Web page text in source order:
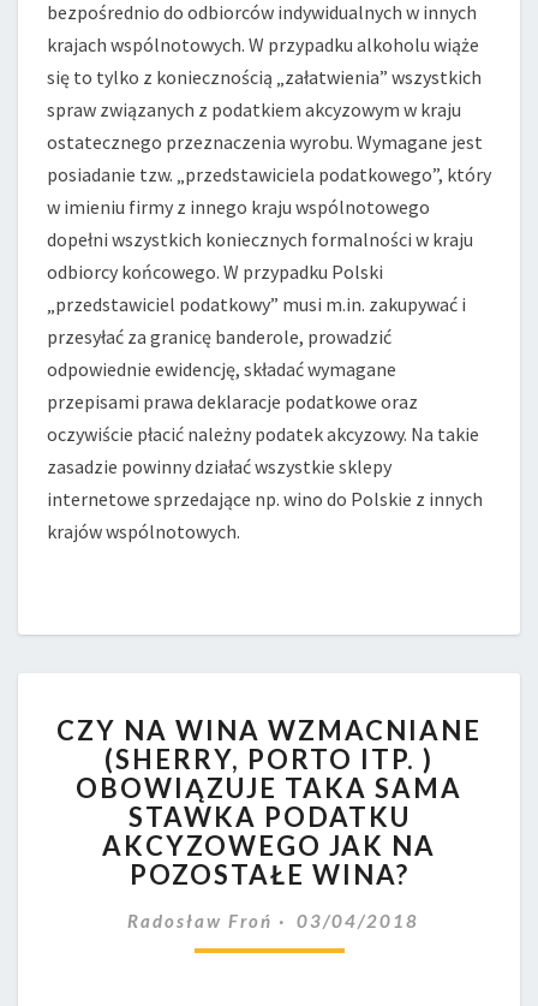
INDYWIDUALNYCH
W
NASZYM
KRAJU.
bezpośrednio do odbiorców indywidualnych w innych
krajach wspólnotowych. W przypadku alkoholu wiąże
się to tylko z koniecznością „załatwienia” wszystkich
spraw związanych z podatkiem akcyzowym w kraju
ostatecznego przeznaczenia wyrobu. Wymagane jest
posiadanie tzw. „przedstawiciela podatkowego”, który
w imieniu firmy z innego kraju wspólnotowego
dopełni wszystkich koniecznych formalności w kraju
odbiorcy końcowego. W przypadku Polski
„przedstawiciel podatkowy” musi m.in. zakupywać i
przesyłać za granicę banderole, prowadzić
odpowiednie ewidencję, składać wymagane
przepisami prawa deklaracje podatkowe oraz
oczywiście płacić należny podatek akcyzowy. Na takie
zasadzie powinny działać wszystkie sklepy
internetowe sprzedające np. wino do Polskie z innych
krajów wspólnotowych.
NA
WINA
WZMACNIANE
(SHERRY,
PORTO
ITP.
)
OBOWIĄZUJE
TAKA
CZY NA WINA WZMACNIANE
(SHERRY, PORTO ITP. )
OBOWIĄZUJE TAKA SAMA
STAWKA PODATKU
AKCYZOWEGO JAK NA
POZOSTAŁE WINA?
Radosław Froń 03/04/2018